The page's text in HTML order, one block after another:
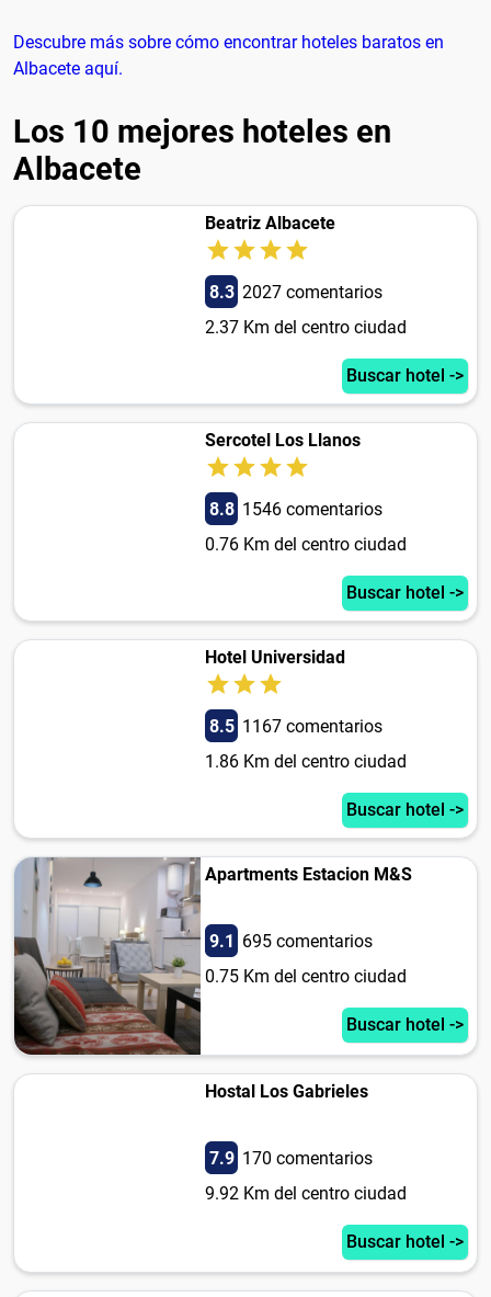
Descubre más sobre cómo encontrar hoteles baratos en
Albacete aquí.
Los 10 mejores hoteles en
Albacete
Beatriz Albacete
8.3 2027 comentarios
2.37 Km del centro ciudad
Buscar hotel ->
Sercotel Los Llanos
8.8 1546 comentarios
0.76 Km del centro ciudad
Buscar hotel ->
Hotel Universidad
8.5 1167 comentarios
1.86 Km del centro ciudad
Buscar hotel ->
Apartments Estacion M&S
9.1 695 comentarios
0.75 Km del centro ciudad
Buscar hotel ->
Hostal Los Gabrieles
7.9 170 comentarios
9.92 Km del centro ciudad
Buscar hotel ->